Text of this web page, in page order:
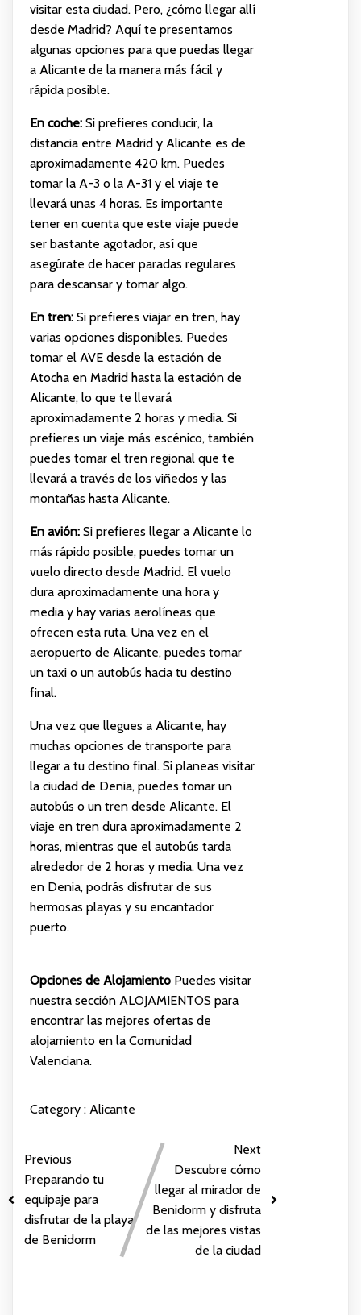
visitar esta ciudad. Pero, ¿cómo llegar allí
desde Madrid? Aquí te presentamos
algunas opciones para que puedas llegar
a Alicante de la manera más fácil y
rápida posible.
En coche: Si prefieres conducir, la
distancia entre Madrid y Alicante es de
aproximadamente 420 km. Puedes
tomar la A-3 o la A-31 y el viaje te
llevará unas 4 horas. Es importante
tener en cuenta que este viaje puede
ser bastante agotador, así que
asegúrate de hacer paradas regulares
para descansar y tomar algo.
En tren: Si prefieres viajar en tren, hay
varias opciones disponibles. Puedes
tomar el AVE desde la estación de
Atocha en Madrid hasta la estación de
Alicante, lo que te llevará
aproximadamente 2 horas y media. Si
prefieres un viaje más escénico, también
puedes tomar el tren regional que te
llevará a través de los viñedos y las
montañas hasta Alicante.
En avión: Si prefieres llegar a Alicante lo
más rápido posible, puedes tomar un
vuelo directo desde Madrid. El vuelo
dura aproximadamente una hora y
media y hay varias aerolíneas que
ofrecen esta ruta. Una vez en el
aeropuerto de Alicante, puedes tomar
un taxi o un autobús hacia tu destino
final.
Una vez que llegues a Alicante, hay
muchas opciones de transporte para
llegar a tu destino final. Si planeas visitar
la ciudad de Denia, puedes tomar un
autobús o un tren desde Alicante. El
viaje en tren dura aproximadamente 2
horas, mientras que el autobús tarda
alrededor de 2 horas y media. Una vez
en Denia, podrás disfrutar de sus
hermosas playas y su encantador
puerto.
Opciones de AlojamientoPuedes visitar
nuestra sección ALOJAMIENTOS para
encontrar las mejores ofertas de
alojamiento en la Comunidad
Valenciana.
Category : Alicante
Previous
Preparando tu
equipaje para
disfrutar de la playa
de Benidorm
Next
Descubre cómo
llegar al mirador de
Benidorm y disfruta
de las mejores vistas
de la ciudad